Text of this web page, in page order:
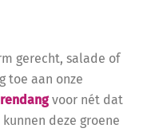
gerecht, salade of
toe aan onze
rendangvoor nét dat
deze groene